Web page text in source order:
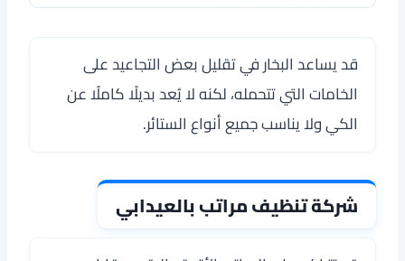
قد يساعد البخار في تقليل بعض التجاعيد على
الخامات التي تتحمله، لكنه لا يُعد بديلًا كاملًا عن
الكي ولا يناسب جميع أنواع الستائر.
شركة تنظيف مراتب بالعيدابي